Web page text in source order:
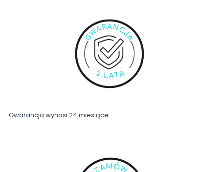
Gwarancja wynosi 24 miesiące.